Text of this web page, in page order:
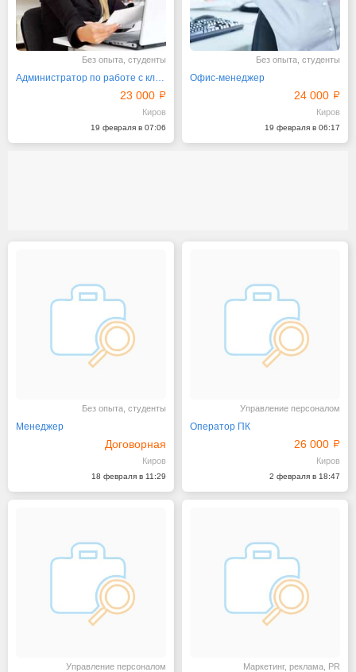
Без опыта, студенты
Администратор по работе с клиентами
23 000
Киров
19 февраля в 07:06
Без опыта, студенты
Офис-менеджер
24 000
Киров
19 февраля в 06:17
Без опыта, студенты
Менеджер
Договорная
Киров
18 февраля в 11:29
Управление персоналом
Оператор ПК
26 000
Киров
2 февраля в 18:47
Управление персоналом Маркетинг, реклама, PR